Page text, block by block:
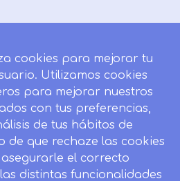
cookies para mejorar tu
Utilizamos cookies
para mejorar nuestros
con tus preferencias,
de tus hábitos de
de que rechaze las cookies
el correcto
distintas funcionalidades